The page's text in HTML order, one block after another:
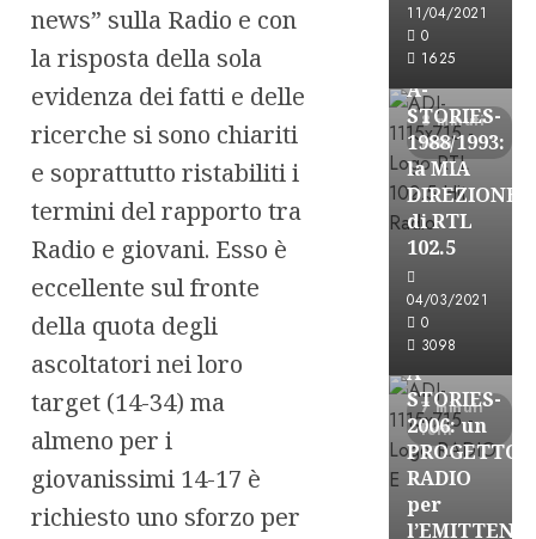
news” sulla Radio e con
la risposta della sola
evidenza dei fatti e delle
ricerche si sono chiariti
e soprattutto ristabiliti i
termini del rapporto tra
Radio e giovani. Esso è
eccellente sul fronte
della quota degli
ascoltatori nei loro
target (14-34) ma
almeno per i
giovanissimi 14-17 è
richiesto uno sforzo per
11/04/2021
0
1625
8 minuti
letti
Formazione
FREE
A-
STORIES-
1988/1993:
la MIA
DIREZIONE
di RTL
102.5
04/03/2021
0
3098
7 minuti
letti
Formazione
FREE
A-
STORIES-
2006: un
PROGETTO
RADIO
per